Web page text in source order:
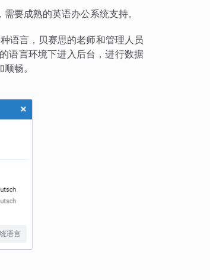
要成熟的英语办公系统支持。
语言，贝赛思的老师和管理人员
语言环境下进入后台，进行数据
畅。
语言